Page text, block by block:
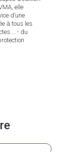
elle
d’une
à tous les
- du